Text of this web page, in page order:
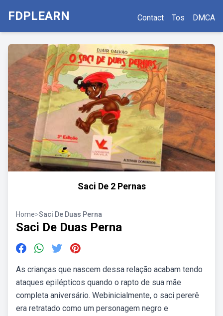
FDPLEARN Contact Tos DMCA
Saci De 2 Pernas
Home>Saci De Duas Perna
Saci De Duas Perna
As crianças que nascem dessa relação acabam tendo
ataques epilépticos quando o rapto de sua mãe
completa aniversário. Webinicialmente, o saci pererê
era retratado como um personagem negro e